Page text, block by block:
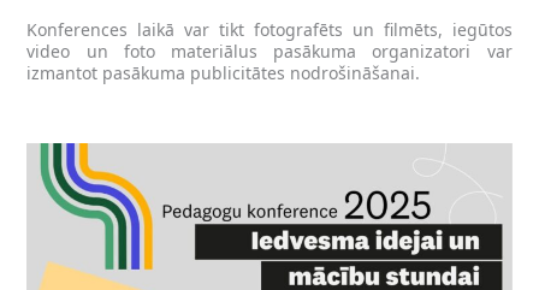
Konferences laikā var tikt fotografēts un filmēts, iegūtos
video un foto materiālus pasākuma organizatori var
izmantot pasākuma publicitātes nodrošināšanai.